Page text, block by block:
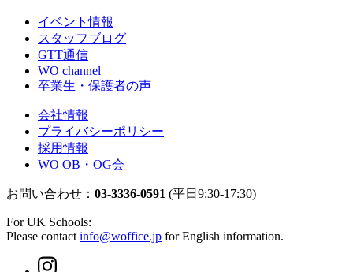
イベント情報
スタッフブログ
GTT通信
WO channel
卒業生・保護者の声
会社情報
プライバシーポリシー
採用情報
WO OB・OG会
お問い合わせ： 03-3336-0591 (平日9:30-17:30)
For UK Schools:
Please contact info@woffice.jp for English information.